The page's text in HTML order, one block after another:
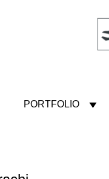
PORTFOLIO